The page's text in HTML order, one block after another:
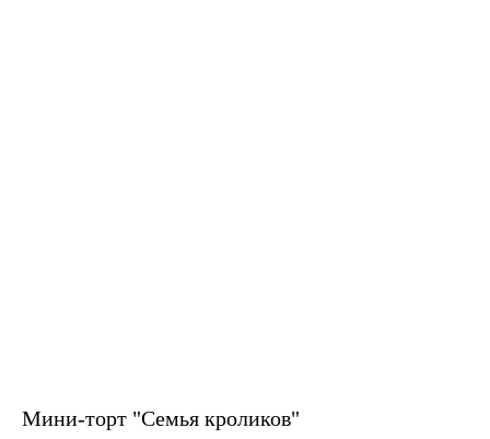
Мини-торт "Семья кроликов"